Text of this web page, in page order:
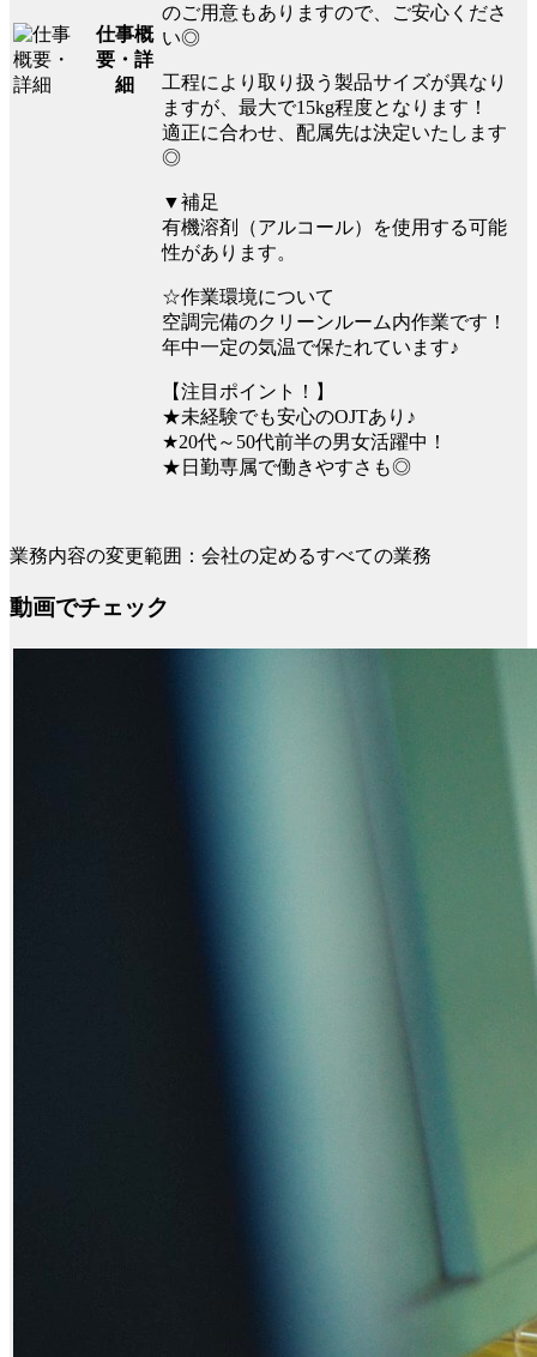
仕事概
要・詳
細
のご用意もありますので、ご安心くださ
い◎
工程により取り扱う製品サイズが異なり
ますが、最大で15kg程度となります！
適正に合わせ、配属先は決定いたします
◎
▼補足
有機溶剤（アルコール）を使用する可能
性があります。
☆作業環境について
空調完備のクリーンルーム内作業です！
年中一定の気温で保たれています♪
【注目ポイント！】
★未経験でも安心のOJTあり♪
★20代～50代前半の男女活躍中！
★日勤専属で働きやすさも◎
業務内容の変更範囲：会社の定めるすべての業務
動画でチェック